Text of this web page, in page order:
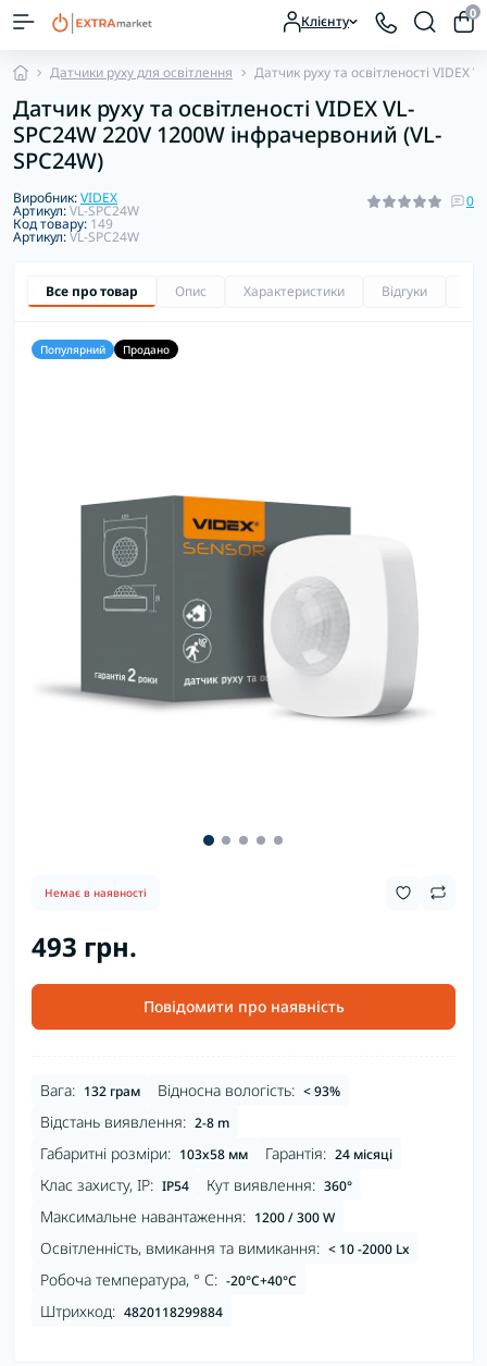
Клієнту 0
Датчики руху для освітлення Датчик руху та освітленості VIDEX
Датчик руху та освітленості VIDEX VL-
SPC24W 220V 1200W інфрачервоний (VL-
SPC24W)
Виробник:VIDEX
Артикул:VL-SPC24W
Код товару: 149
Артикул:VL-SPC24W
0
Все про товар Опис Характеристики Відгуки
Популярний Продано
Немає в наявності
493 грн.
Повідомити про наявність
Вага: 132 грам Відносна вологість: < 93%
Відстань виявлення: 2-8 m
Габаритні розміри: 103x58 мм Гарантія: 24 місяці
Клас захисту, IP: IP54 Кут виявлення: 360°
Максимальне навантаження: 1200 / 300 W
Освітленність, вмикання та вимикання: < 10 -2000 Lx
Робоча температура, ° С: -20°C+40°C
Штрихкод: 4820118299884